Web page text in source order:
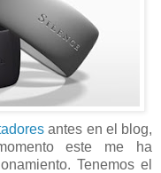
antes en el blog,
este me ha
Tenemos el